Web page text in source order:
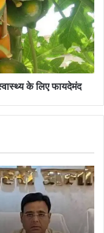
के लिए फायदेमंद